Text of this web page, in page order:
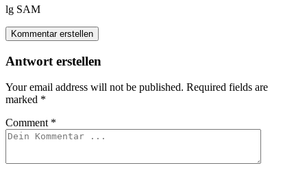
lg SAM
Kommentar erstellen
Antwort erstellen
Your email address will not be published. Required fields are
marked *
Comment *